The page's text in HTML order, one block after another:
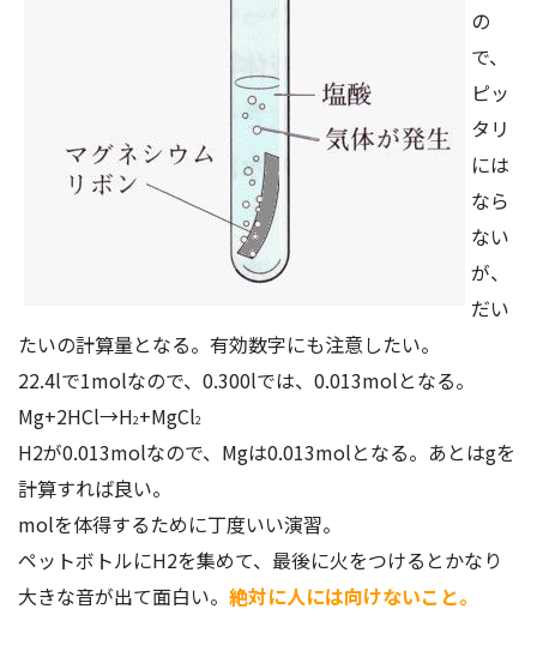
の
で、
ピッ
タリ
には
なら
ない
が、
だい
たいの計算量となる。有効数字にも注意したい。
22.4lで1molなので、0.300lでは、0.013molとなる。
Mg+2HCl→H2+MgCl2
H2が0.013molなので、Mgは0.013molとなる。あとはgを
計算すれば良い。
molを体得するために丁度いい演習。
ペットボトルにH2を集めて、最後に火をつけるとかなり
大きな音が出て面白い。 絶対に人には向けないこと。